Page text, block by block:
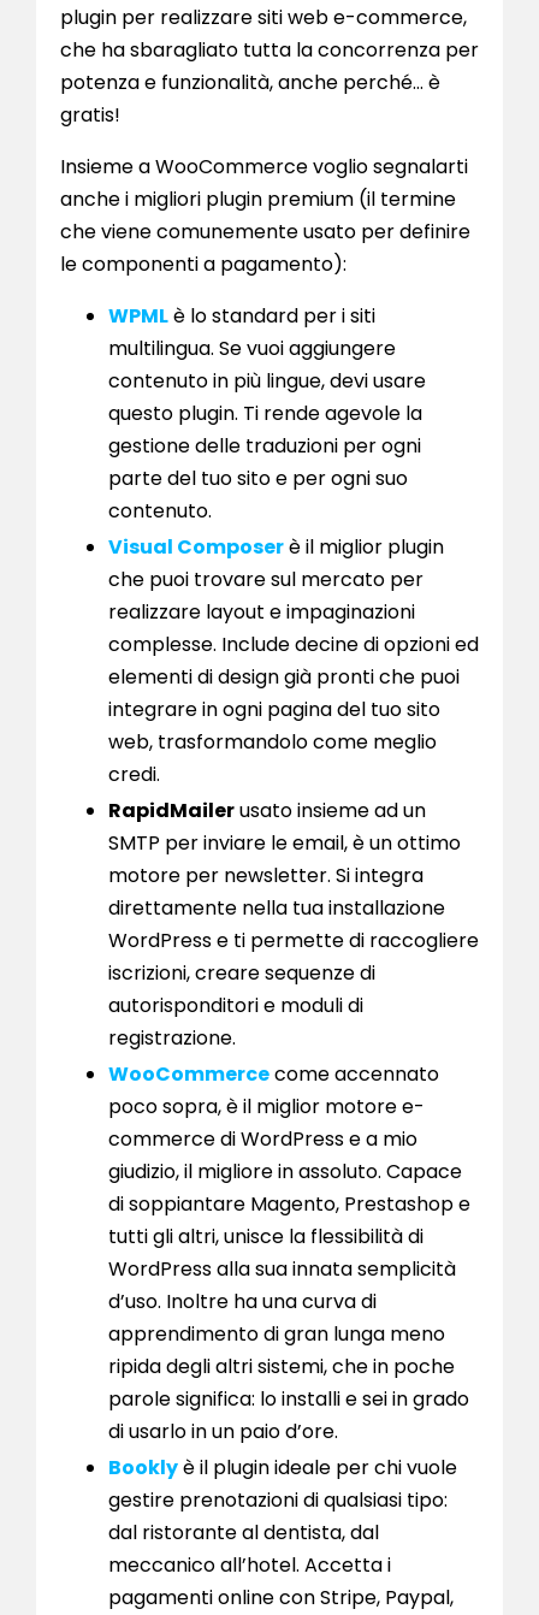
plugin per realizzare siti web e-commerce,
che ha sbaragliato tutta la concorrenza per
potenza e funzionalità, anche perché… è
gratis!
Insieme a WooCommerce voglio segnalarti
anche i migliori plugin premium (il termine
che viene comunemente usato per definire
le componenti a pagamento):
WPMLè lo standard per i siti
multilingua. Se vuoi aggiungere
contenuto in più lingue, devi usare
questo plugin. Ti rende agevole la
gestione delle traduzioni per ogni
parte del tuo sito e per ogni suo
contenuto.
Visual Composerè il miglior plugin
che puoi trovare sul mercato per
realizzare layout e impaginazioni
complesse. Include decine di opzioni ed
elementi di design già pronti che puoi
integrare in ogni pagina del tuo sito
web, trasformandolo come meglio
credi.
RapidMailerusato insieme ad un
SMTP per inviare le email, è un ottimo
motore per newsletter. Si integra
direttamente nella tua installazione
WordPress e ti permette di raccogliere
iscrizioni, creare sequenze di
autorisponditori e moduli di
registrazione.
WooCommercecome accennato
poco sopra, è il miglior motore e-
commerce di WordPress e a mio
giudizio, il migliore in assoluto. Capace
di soppiantare Magento, Prestashop e
tutti gli altri, unisce la flessibilità di
WordPress alla sua innata semplicità
d’uso. Inoltre ha una curva di
apprendimento di gran lunga meno
ripida degli altri sistemi, che in poche
parole significa: lo installi e sei in grado
di usarlo in un paio d’ore.
Booklyè il plugin ideale per chi vuole
gestire prenotazioni di qualsiasi tipo:
dal ristorante al dentista, dal
meccanico all’hotel. Accetta i
pagamenti online con Stripe, Paypal,